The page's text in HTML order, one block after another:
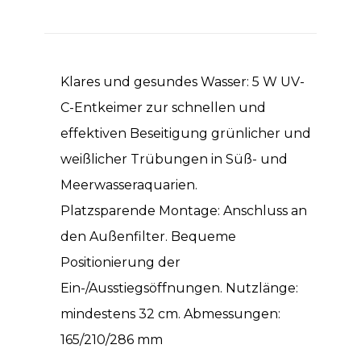
Klares und gesundes Wasser: 5 W UV-
C-Entkeimer zur schnellen und
effektiven Beseitigung grünlicher und
weißlicher Trübungen in Süß- und
Meerwasseraquarien.
Platzsparende Montage: Anschluss an
den Außenfilter. Bequeme
Positionierung der
Ein-/Ausstiegsöffnungen. Nutzlänge:
mindestens 32 cm. Abmessungen:
165/210/286 mm